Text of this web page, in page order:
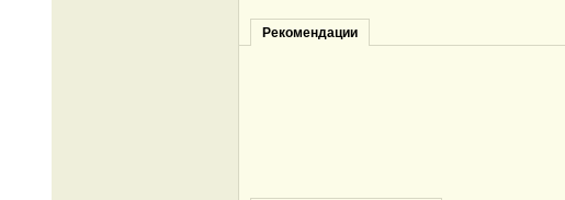
Рекомендации